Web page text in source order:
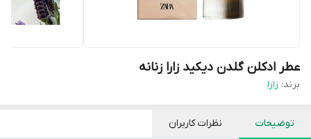
عطر ادکلن گلدن دیکید زارا زنانه
برند: زارا
توضیحات نظرات کاربران